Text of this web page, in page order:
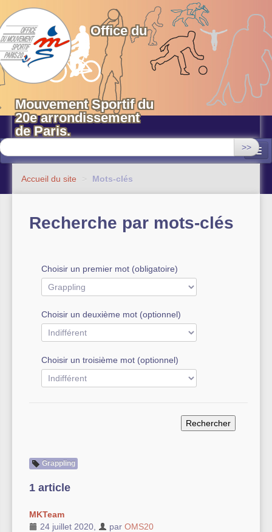
OMS 20 Paris
Office du
Mouvement Sportif du
20e arrondissement
de Paris.
>>
Equipements sportifs municipaux
OMS 20
Actualités
Autre équipement sportif
Actualités des associations
Accueil du site > Mots-clés
Recherche par mots-clés
Choisir un premier mot (obligatoire)
Choisir un deuxième mot (optionnel)
Choisir un troisième mot (optionnel)
Grappling
1 article
MKTeam
24 juillet 2020
par OMS20